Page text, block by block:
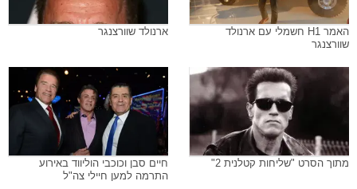
האמר H1 חשמלי עם ארנולד
שוורצנגר
ארנולד שוורצנגר
מתוך הסרט "שליחות קטלנית 2"
חיים סבן וכוכבי הוליווד באירוע
התרמה למען חיילי צה"ל